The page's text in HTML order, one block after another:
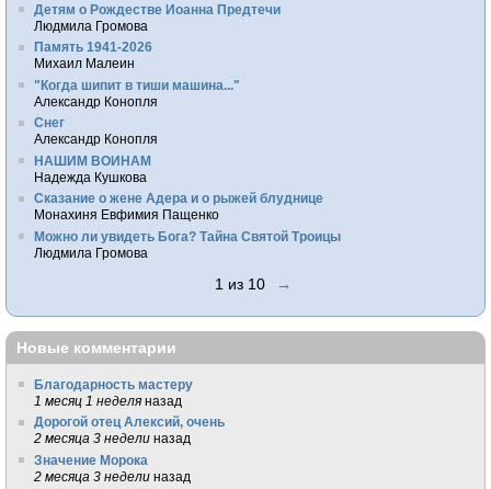
Детям о Рождестве Иоанна Предтечи
Людмила Громова
Память 1941-2026
Михаил Малеин
"Когда шипит в тиши машина..."
Александр Конопля
Снег
Александр Конопля
НАШИМ ВОИНАМ
Надежда Кушкова
Сказание о жене Адера и о рыжей блуднице
Монахиня Евфимия Пащенко
Можно ли увидеть Бога? Тайна Святой Троицы
Людмила Громова
1 из 10 →
Новые комментарии
Благодарность мастеру
1 месяц 1 неделя назад
Дорогой отец Алексий, очень
2 месяца 3 недели назад
Значение Морока
2 месяца 3 недели назад